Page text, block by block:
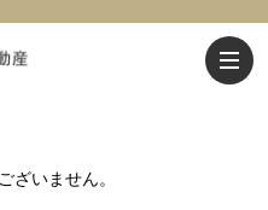
ざいません。